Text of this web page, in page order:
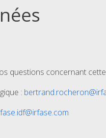
questions concernant
: